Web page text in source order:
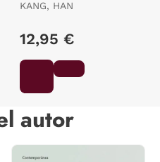
KANG, HAN
12,95 €
autor